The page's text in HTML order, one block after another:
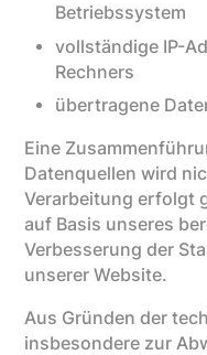
Betriebssystem
vollständige IP-
Rechners
übertragene
Eine
Datenquellen wird
Verarbeitung erfolgt
auf Basis unseres
Verbesserung der
unserer Website.
Aus Gründen der
insbesondere zur